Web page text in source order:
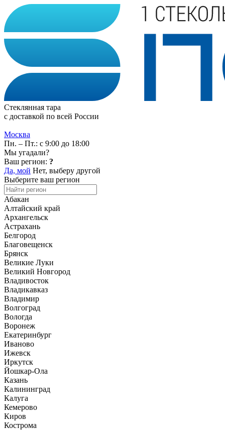
Стеклянная тара
с доставкой по всей России
Москва
Пн. – Пт.: с 9:00 до 18:00
Мы угадали?
Ваш регион: ?
Да, мой Нет, выберу другой
Выберите ваш регион
Абакан
Алтайский край
Архангельск
Астрахань
Белгород
Благовещенск
Брянск
Великие Луки
Великий Новгород
Владивосток
Владикавказ
Владимир
Волгоград
Вологда
Воронеж
Екатеринбург
Иваново
Ижевск
Иркутск
Йошкар-Ола
Казань
Калининград
Калуга
Кемерово
Киров
Кострома